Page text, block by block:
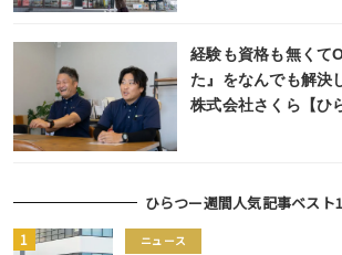
経験も資格も無くて
た』をなんでも解
株式会社さくら【ひ
ひらつー週間人気記事ベスト
ニュース